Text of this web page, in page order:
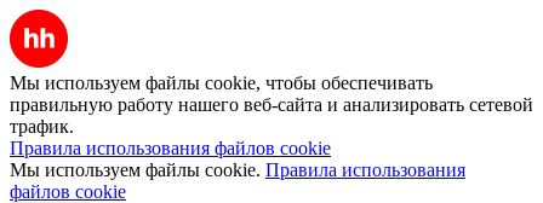
Мы используем файлы cookie, чтобы обеспечивать
правильную работу нашего веб-сайта и анализировать сетевой
трафик.
Правила использования файлов cookie
Мы используем файлы cookie. Правила использования
файлов cookie